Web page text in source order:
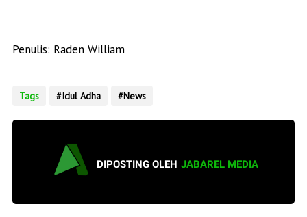
Penulis: Raden William
Tags Idul Adha News
DIPOSTING OLEH JABAREL MEDIA